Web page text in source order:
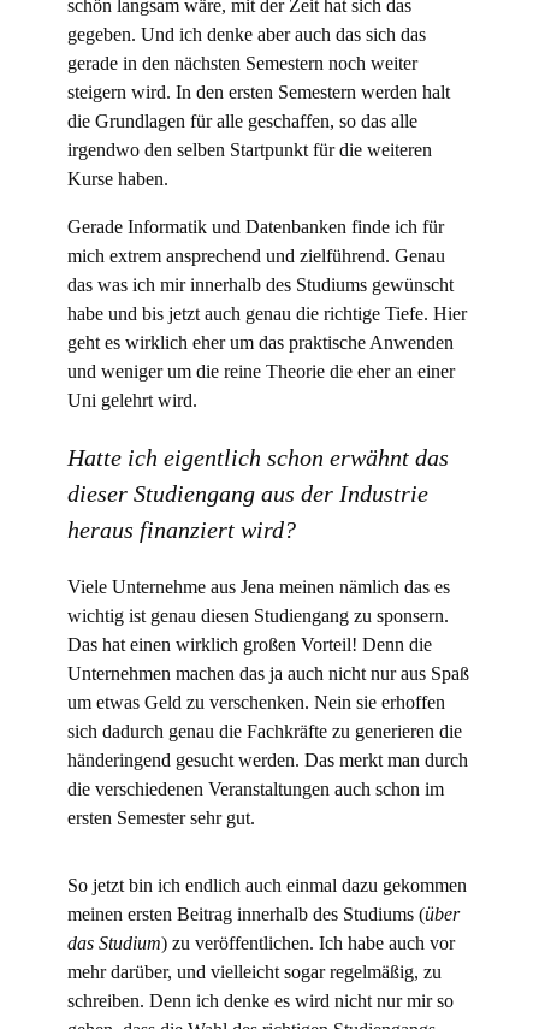
schön langsam wäre, mit der Zeit hat sich das
gegeben. Und ich denke aber auch das sich das
gerade in den nächsten Semestern noch weiter
steigern wird. In den ersten Semestern werden halt
die Grundlagen für alle geschaffen, so das alle
irgendwo den selben Startpunkt für die weiteren
Kurse haben.
Gerade Informatik und Datenbanken finde ich für
mich extrem ansprechend und zielführend. Genau
das was ich mir innerhalb des Studiums gewünscht
habe und bis jetzt auch genau die richtige Tiefe. Hier
geht es wirklich eher um das praktische Anwenden
und weniger um die reine Theorie die eher an einer
Uni gelehrt wird.
Hatte ich eigentlich schon erwähnt das
dieser Studiengang aus der Industrie
heraus finanziert wird?
Viele Unternehme aus Jena meinen nämlich das es
wichtig ist genau diesen Studiengang zu sponsern.
Das hat einen wirklich großen Vorteil! Denn die
Unternehmen machen das ja auch nicht nur aus Spaß
um etwas Geld zu verschenken. Nein sie erhoffen
sich dadurch genau die Fachkräfte zu generieren die
händeringend gesucht werden. Das merkt man durch
die verschiedenen Veranstaltungen auch schon im
ersten Semester sehr gut.
So jetzt bin ich endlich auch einmal dazu gekommen
meinen ersten Beitrag innerhalb des Studiums (über
das Studium) zu veröffentlichen. Ich habe auch vor
mehr darüber, und vielleicht sogar regelmäßig, zu
schreiben. Denn ich denke es wird nicht nur mir so